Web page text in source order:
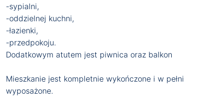
-sypialni,
-oddzielnej kuchni,
-łazienki,
-przedpokoju.
Dodatkowym atutem jest piwnica oraz balkon
Mieszkanie jest kompletnie wykończone i w pełni
wyposażone.